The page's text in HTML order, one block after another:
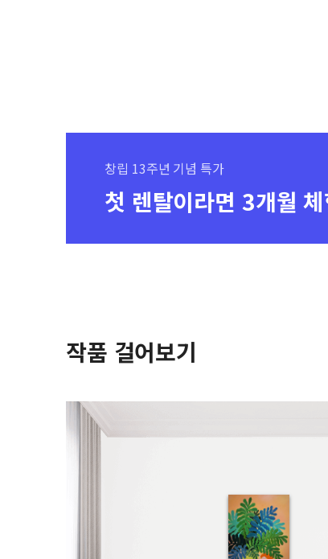
창립 13주년 기념 특가
첫 렌탈이라면 3개월
작품 걸어보기